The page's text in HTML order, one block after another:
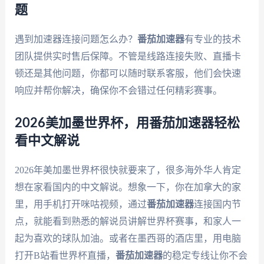
题
遇到加速器连接问题怎么办？ 番茄加速器有专业的技术
团队提供实时售后保障。不管是线路连接失败、直播卡
顿还是其他问题，你都可以随时联系客服，他们会快速
响应并帮你解决，确保你不会错过任何精彩赛事。
2026美加墨世界杯，用番茄加速器轻松
看中文解说
2026年美加墨世界杯很快就要来了，很多海外华人肯定
想在家看国内的中文解说。想象一下，你在加拿大的家
里，用手机打开咪咕视频，通过番茄加速器连接国内节
点，就能看到熟悉的解说员讲解世界杯赛事，和家人一
起为喜欢的球队加油。或者在墨西哥的酒店里，用电脑
打开B站看世界杯直播， 番茄加速器的稳定专线让你不会